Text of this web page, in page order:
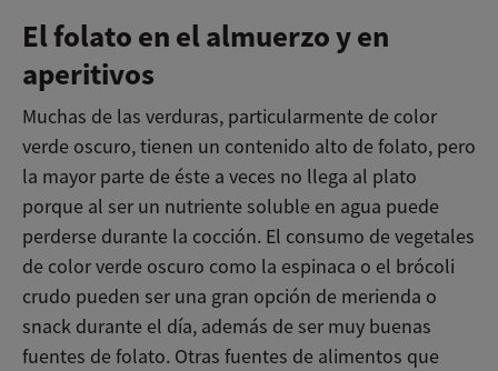
El folato en el almuerzo y en
aperitivos
Muchas de las verduras, particularmente de color
verde oscuro, tienen un contenido alto de folato, pero
la mayor parte de éste a veces no llega al plato
porque al ser un nutriente soluble en agua puede
perderse durante la cocción. El consumo de vegetales
de color verde oscuro como la espinaca o el brócoli
crudo pueden ser una gran opción de merienda o
snack durante el día, además de ser muy buenas
fuentes de folato. Otras fuentes de alimentos que